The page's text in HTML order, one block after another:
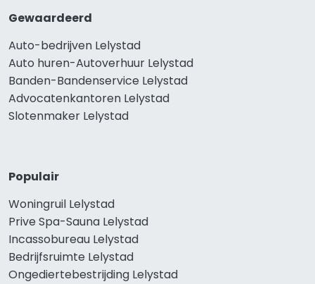
Gewaardeerd
Auto-bedrijven Lelystad
Auto huren-Autoverhuur Lelystad
Banden-Bandenservice Lelystad
Advocatenkantoren Lelystad
Slotenmaker Lelystad
Populair
Woningruil Lelystad
Prive Spa-Sauna Lelystad
Incassobureau Lelystad
Bedrijfsruimte Lelystad
Ongediertebestrijding Lelystad